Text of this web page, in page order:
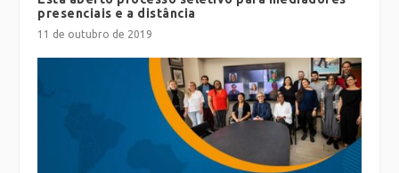
presenciais e a distância
11 de outubro de 2019